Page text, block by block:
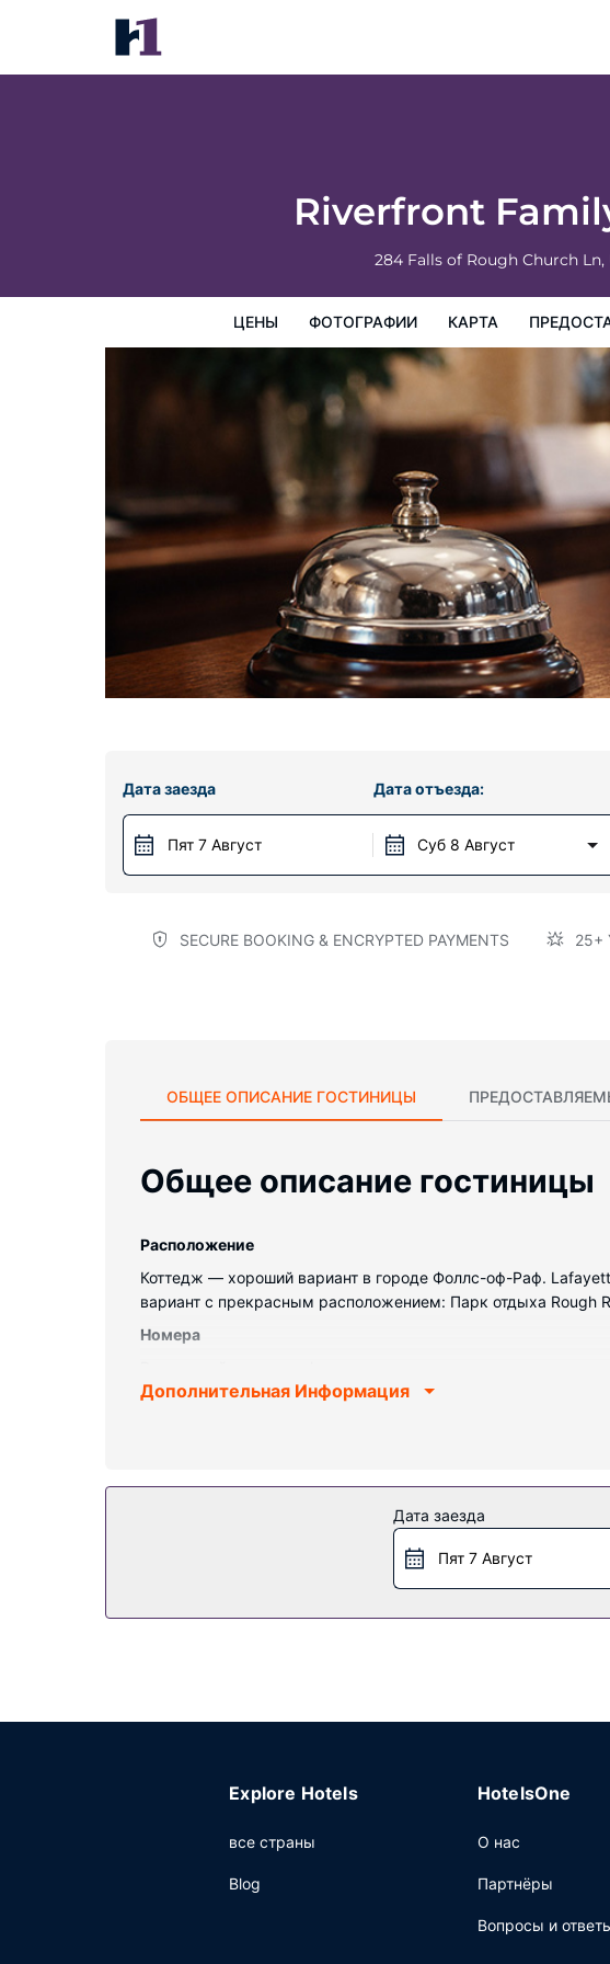
Riverfront
284 Falls of Rough Church Ln,
ЦЕНЫ ФОТОГРАФИИ КАРТА
Riverfront Family Escape in Falls of Rough!
цены
Дата заезда
Пят 7 Август
Дата отъезда:
Суб 8 Август
SECURE BOOKING & ENCRYPTED PAYMENTS 25+
ОБЩЕЕ ОПИСАНИЕ ГОСТИНИЦЫ
Общее описание гостиницы
Pасположение
Коттедж — хороший вариант в городе Фоллс-оф-Раф.
вариант с прекрасным расположением: Парк отдыха Rough
Номера
потолочный вентилятор.
Другие особенности
Предоставляется бесплатная самостоятельная парковка.
Дополнительная Информация
Дата заезда
Пят 7 Август
Explore Hotels
все страны
Blog
HotelsOne
О нас
Партнёры
Вопросы и